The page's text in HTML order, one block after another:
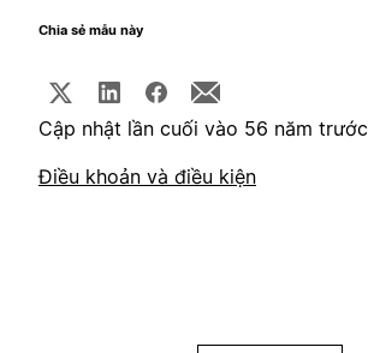
Chia sẻ mẫu này
Cập nhật lần cuối vào 56 năm trước
Điều khoản và điều kiện